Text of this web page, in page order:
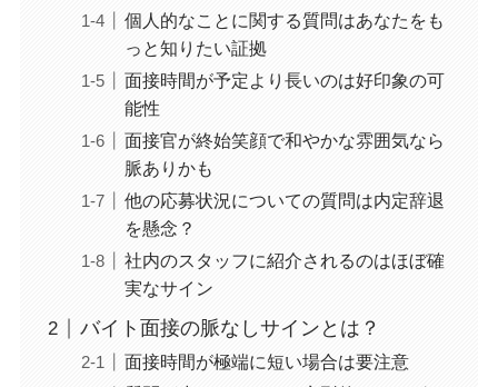
個人的なことに関する質問はあなたをも
っと知りたい証拠
面接時間が予定より長いのは好印象の可
能性
面接官が終始笑顔で和やかな雰囲気なら
脈ありかも
他の応募状況についての質問は内定辞退
を懸念？
社内のスタッフに紹介されるのはほぼ確
実なサイン
バイト面接の脈なしサインとは？
面接時間が極端に短い場合は要注意